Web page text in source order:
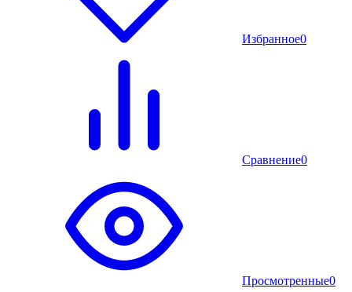
Избранное0
Сравнение0
Просмотренные0